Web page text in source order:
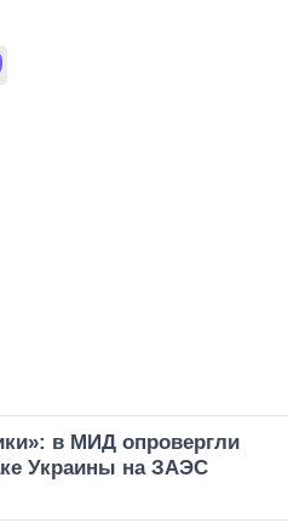
в МИД опровергли
Украины на ЗАЭС